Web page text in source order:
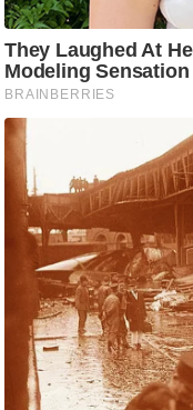
म
यि
क
मा
तृ
भू
मि
स्तं
भ
.
आ
र